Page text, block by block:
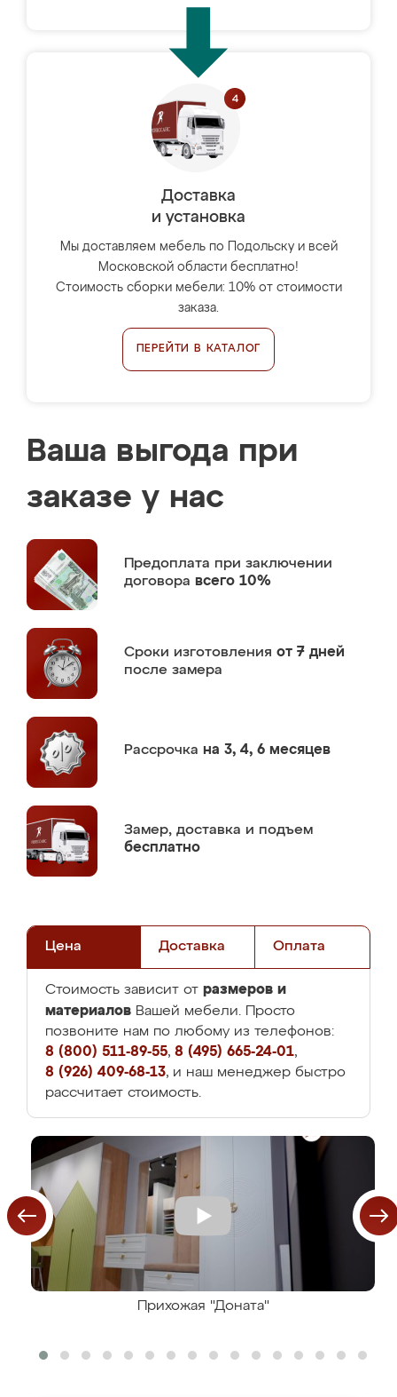
Доставка
и установка
Мы доставляем мебель по Подольску и всей
Московской области бесплатно!
Стоимость сборки мебели: 10% от стоимости
заказа.
ПЕРЕЙТИ В КАТАЛОГ
Ваша выгода при
заказе у нас
Предоплата при заключении
договора всего 10%
Сроки изготовления от 7 дней
после замера
Рассрочка на 3, 4, 6 месяцев
Замер, доставка и подъем
бесплатно
Цена Доставка Оплата
Стоимость зависит от размеров и
материалов Вашей мебели. Просто
позвоните нам по любому из телефонов:
8 (800) 511-89-55, 8 (495) 665-24-01,
8 (926) 409-68-13, и наш менеджер быстро
рассчитает стоимость.
Прихожая "Доната"